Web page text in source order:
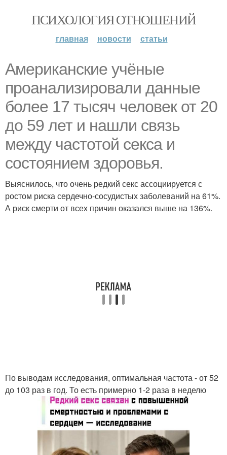
ПСИХОЛОГИЯ ОТНОШЕНИЙ
главная новости статьи
Американские учёные
проанализировали данные
более 17 тысяч человек от 20
до 59 лет и нашли связь
между частотой секса и
состоянием здоровья.
Выяснилось, что очень редкий секс ассоциируется с
ростом риска сердечно-сосудистых заболеваний на 61%.
А риск смерти от всех причин оказался выше на 136%.
По выводам исследования, оптимальная частота - от 52
до 103 раз в год. То есть примерно 1-2 раза в неделю